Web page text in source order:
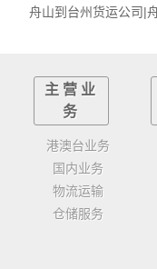
主营业
务
港澳台业务
国内业务
物流运输
仓储服务